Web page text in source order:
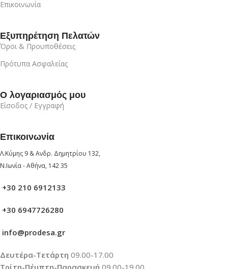
Επικοινωνία
Εξυπηρέτηση Πελατών
Όροι & Προυποθέσεις
Πρότυπα Ασφαλείας
Ο λογαριασμός μου
Είσοδος / Εγγραφή
Επικοινωνία
Λ.Κύμης 9 & Ανδρ. Δημητρίου 132,
Ν.Ιωνία - Αθήνα, 142 35
+30 210 6912133
+30 6947726280
info@prodesa.gr
Δευτέρα-Τετάρτη 09.00-17.00